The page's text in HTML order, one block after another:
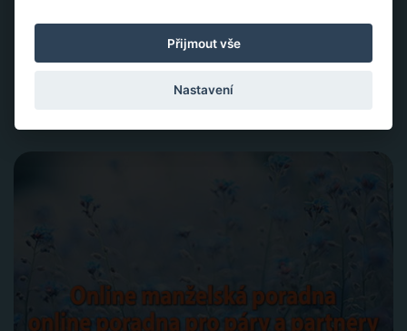
inspirace.
Aktivace tvojí životní síly jako cesta sebelásky
Slovy ke šťastnému vztahu
Přijmout vše
Nastavení